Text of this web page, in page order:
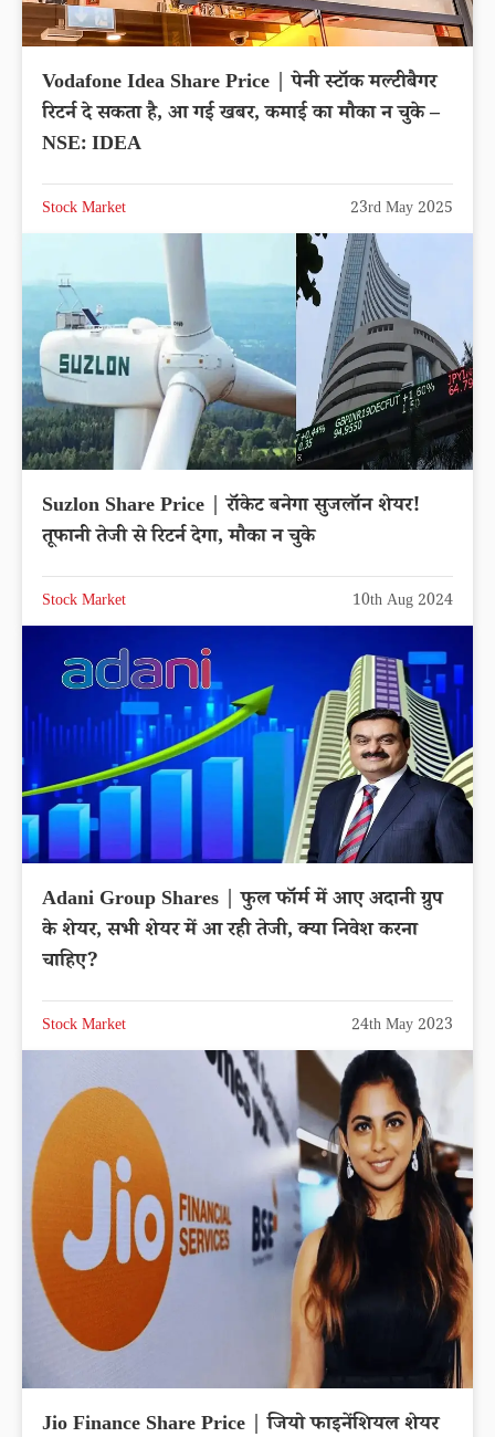
Vodafone Idea Share Price | पेनी स्टॉक मल्टीबैगर
रिटर्न दे सकता है, आ गई खबर, कमाई का मौका न चुके –
NSE: IDEA
Stock Market 23rd May 2025
Suzlon Share Price | रॉकेट बनेगा सुजलॉन शेयर!
तूफानी तेजी से रिटर्न देगा, मौका न चुके
Stock Market 10th Aug 2024
Adani Group Shares | फुल फॉर्म में आए अदानी ग्रुप
के शेयर, सभी शेयर में आ रही तेजी, क्या निवेश करना
चाहिए?
Stock Market 24th May 2023
Jio Finance Share Price | जियो फाइनेंशियल शेयर